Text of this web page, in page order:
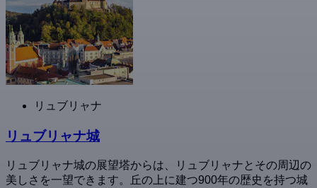
リュブリャナ
リュブリャナ城
リュブリャナ城の展望塔からは、リュブリャナとその周辺の
美しさを一望できます。丘の上に建つ900年の歴史を持つ城